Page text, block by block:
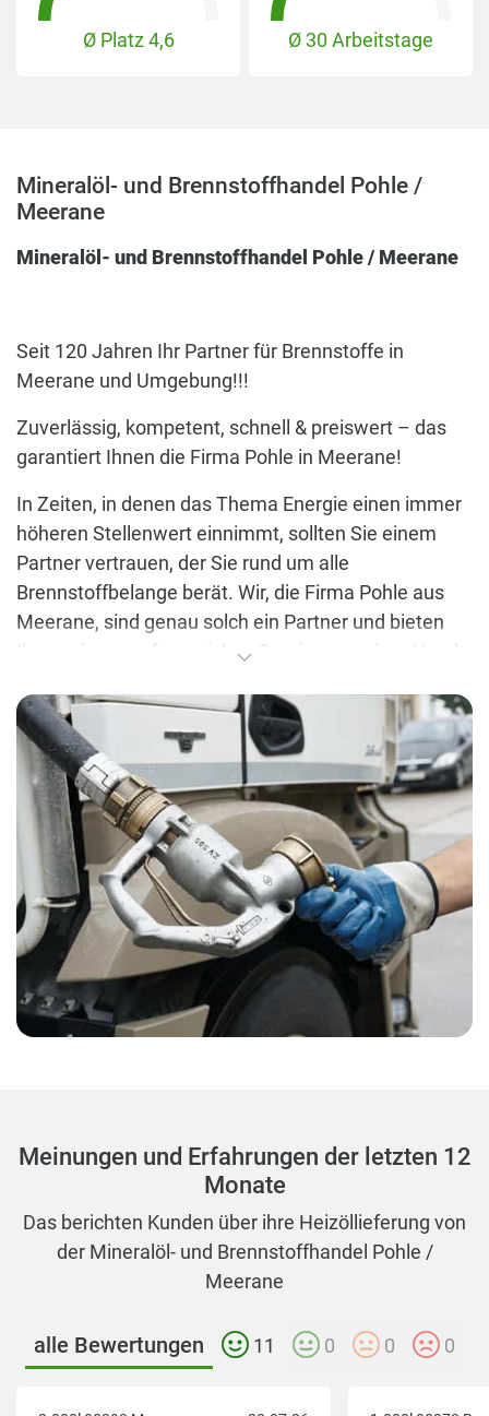
Ø Platz4,6 Ø 30 Arbeitstage
Mineralöl- und Brennstoffhandel Pohle /
Meerane
Mineralöl- und Brennstoffhandel Pohle / Meerane
Seit 120 Jahren Ihr Partner für Brennstoffe in
Meerane und Umgebung!!!
Zuverlässig, kompetent, schnell & preiswert – das
garantiert Ihnen die Firma Pohle in Meerane!
In Zeiten, in denen das Thema Energie einen immer
höheren Stellenwert einnimmt, sollten Sie einem
Partner vertrauen, der Sie rund um alle
Brennstoffbelange berät. Wir, die Firma Pohle aus
Meerane, sind genau solch ein Partner und bieten
Ihnen einen umfangreichen Service aus einer Hand.
Bereits in der sechsten Generation führen wir
unseren Familienbetrieb mit viel Hingabe und
Leidenschaft. Seit jeher garantieren wir jedem
Kunden Produkte in einer ausnahmslos hohen
Qualität und das zu zu Top-Konditionen
Meinungen und Erfahrungen der letzten 12
Monate
Das berichten Kunden über ihre Heizöllieferung von
der Mineralöl- und Brennstoffhandel Pohle /
Meerane
alle Bewertungen 11 0 0 0